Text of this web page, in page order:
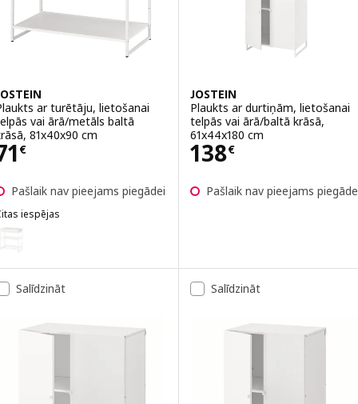
ar turētāju, lietošanai
vai ārā/metāls baltā
81x40x90 cm
€ 71€
Pašlaik nav pieejams piegādei
iespējas
JOSTEIN, Plaukts ar turētāju, lietošanai telpās vai ārā/
JOSTEIN
Plaukts ar durtiņām, lietošanai
telpās vai ārā/baltā krāsā,
61x44x180 cm
138€
Cena 138€
Pašlaik nav pieejams
Salīdzināt Salīdzināt